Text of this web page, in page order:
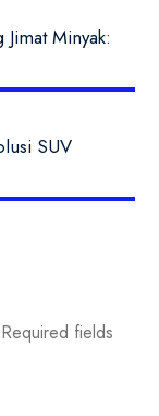
Minyak:
SUV
Required fields